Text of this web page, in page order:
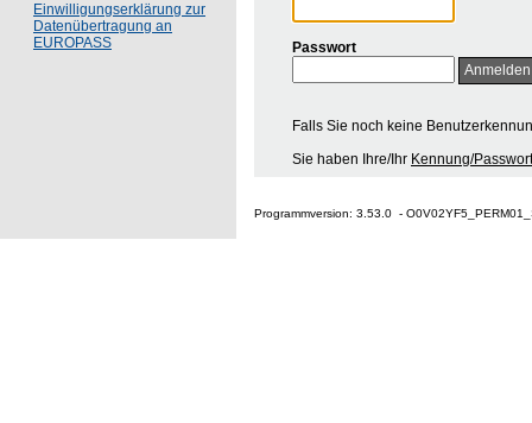
Einwilligungserklärung zur
Datenübertragung an
EUROPASS
Passwort
Falls Sie noch keine
Sie haben Ihre/Ihr Kennung/
Programmversion: 3.53.0 -